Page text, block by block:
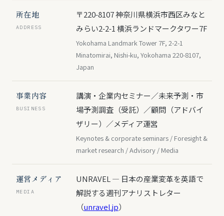
所在地
ADDRESS
〒220-8107 神奈川県横浜市西区みなと
みらい2-2-1 横浜ランドマークタワー7F
Yokohama Landmark Tower 7F, 2-2-1
Minatomirai, Nishi-ku, Yokohama 220-8107,
Japan
事業内容
BUSINESS
講演・企業内セミナー／未来予測・市
場予測調査（受託）／顧問（アドバイ
ザリー）／メディア運営
Keynotes & corporate seminars / Foresight &
market research / Advisory / Media
運営メディア
MEDIA
UNRAVEL — 日本の産業変革を英語で
解説する週刊アナリストレター
（unravel.jp）